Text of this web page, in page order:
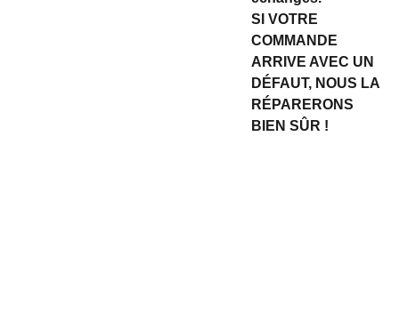
SI VOTRE
COMMANDE
ARRIVE AVEC UN
DÉFAUT, NOUS LA
RÉPARERONS
BIEN SÛR !